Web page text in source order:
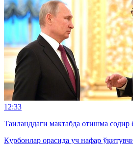
12:33
Таиланддаги мактабда отишма содир
Қурбонлар орасида уч нафар